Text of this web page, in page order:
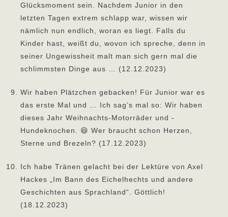
Glücksmoment sein. Nachdem Junior in den
letzten Tagen extrem schlapp war, wissen wir
nämlich nun endlich, woran es liegt. Falls du
Kinder hast, weißt du, wovon ich spreche, denn in
seiner Ungewissheit malt man sich gern mal die
schlimmsten Dinge aus … (12.12.2023)
Wir haben Plätzchen gebacken! Für Junior war es
das erste Mal und … Ich sag’s mal so: Wir haben
dieses Jahr Weihnachts-Motorräder und -
Hundeknochen. 😄 Wer braucht schon Herzen,
Sterne und Brezeln? (17.12.2023)
Ich habe Tränen gelacht bei der Lektüre von Axel
Hackes „Im Bann des Eichelhechts und andere
Geschichten aus Sprachland“. Göttlich!
(18.12.2023)